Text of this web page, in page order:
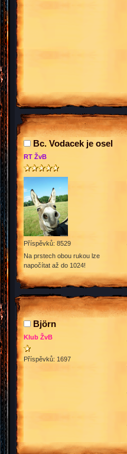
Bc. Vodacek je osel
RT ŽvB
Příspěvků: 8529
Na prstech obou rukou lze
napočítat až do 1024!
Björn
Klub ŽvB
Příspěvků: 1697